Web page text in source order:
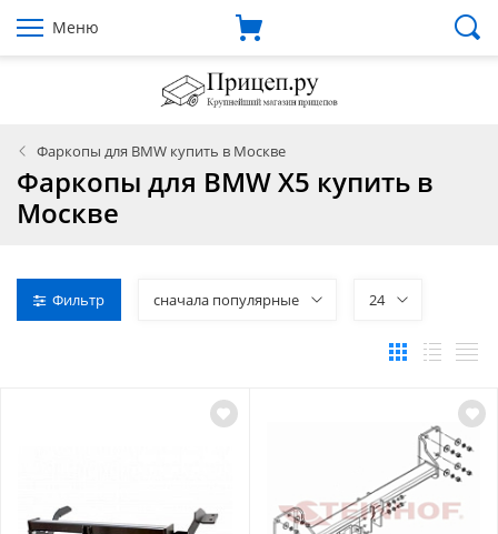
Меню
Фаркопы для BMW купить в Москве
Фаркопы для BMW X5 купить в
Москве
Фильтр сначала популярные 24